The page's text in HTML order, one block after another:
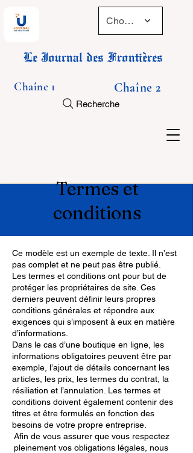
Choose a time
Le Journal des Frontières
Chaîne 1 Chaîne 2
Recherche
Termes et
conditions
Ce modèle est un exemple de texte. Il n’est
pas complet et ne peut pas être publié.
Les termes et conditions ont pour but de
protéger les propriétaires de site. Ces
derniers peuvent définir leurs propres
conditions générales et répondre aux
exigences qui s’imposent à eux en matière
d’informations.
Dans le cas d’une boutique en ligne, les
informations obligatoires peuvent être par
exemple, l’ajout de détails concernant les
articles, les prix, les termes du contrat, la
résiliation et l’annulation. Les termes et
conditions doivent également contenir des
titres et être formulés en fonction des
besoins de votre propre entreprise.
Afin de vous assurer que vous respectez
pleinement vos obligations légales, nous